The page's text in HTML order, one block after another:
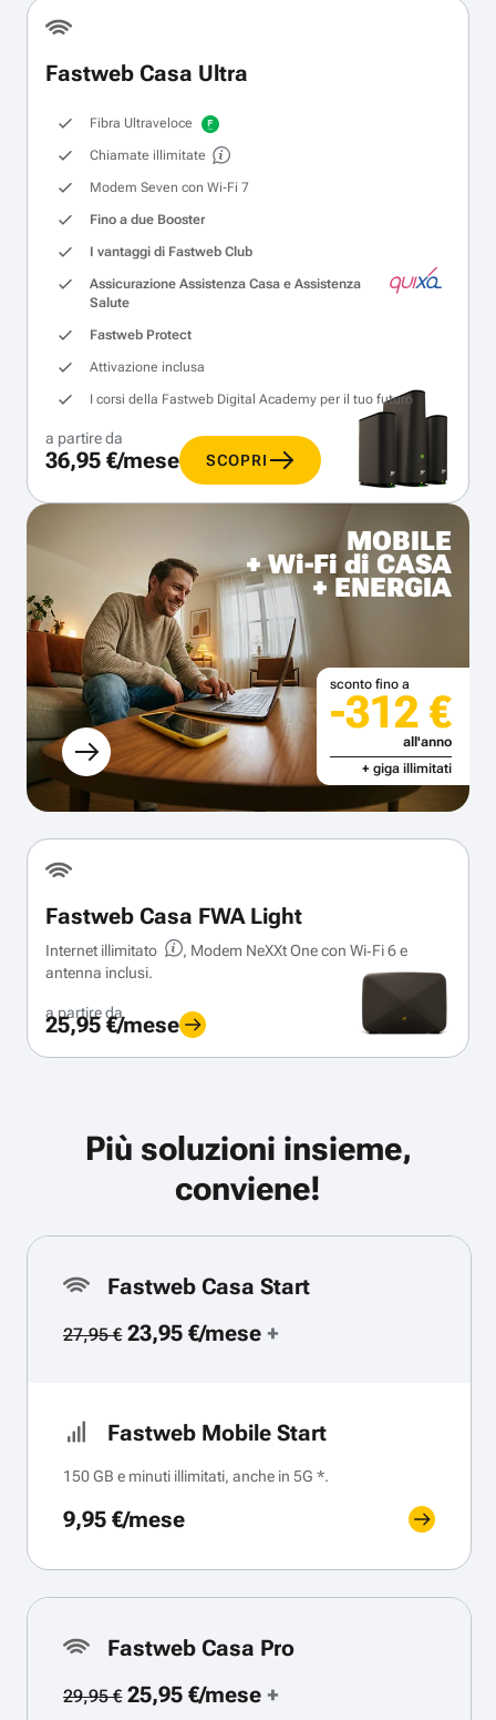
Fastweb Casa Ultra
Fibra Ultraveloce
Chiamate illimitate
Modem Seven con Wi‑Fi 7
Fino a due Booster
I vantaggi di Fastweb Club
Assicurazione Assistenza Casa e Assistenza
Salute
Fastweb Protect
Attivazione inclusa
I corsi della Fastweb Digital Academy per il tuo futuro
a partire da
36,95 €/mese SCOPRI
MOBILE
+ Wi-Fi di CASA
+ ENERGIA
sconto fino a
-312 €
all'anno
+ giga illimitati
Fastweb Casa FWA Light
Internet illimitato
, Modem NeXXt One con Wi‑Fi 6 e
antenna inclusi.
a partire da
25,95 €/mese
Più soluzioni insieme,
conviene!
Fastweb Casa Start
27,95 €23,95 €/mese+
Fastweb Mobile Start
150 GB e minuti illimitati, anche in 5G *.
9,95 €/mese
Fastweb Casa Pro
29,95 €25,95 €/mese+